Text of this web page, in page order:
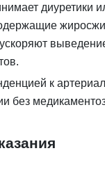
диуретики
к
без